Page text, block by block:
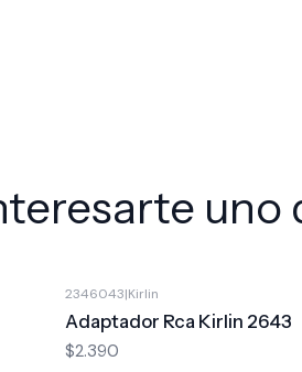
uno
2346043|Kirlin
Adaptador Rca Kirlin 2643
$2.390